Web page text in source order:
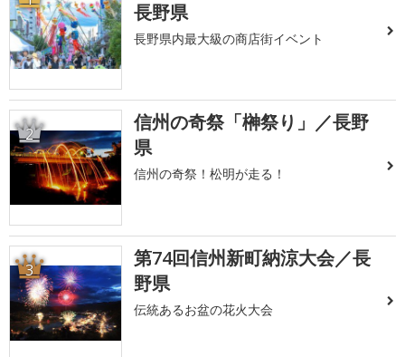
長野県
長野県内最大級の商店街イベント
2
信州の奇祭「榊祭り」／長野
県
信州の奇祭！松明が走る！
3
第74回信州新町納涼大会／長
野県
伝統あるお盆の花火大会